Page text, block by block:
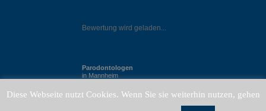
Bewertung wird geladen...
Parodontologen
in Mannheim
Diese Webseite nutzt Cookies. Wenn Sie sie weiterhin nutzen, gehen